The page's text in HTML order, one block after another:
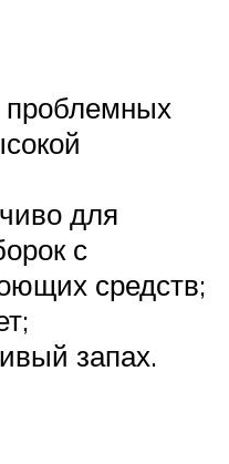
для
с
средств;
запах.